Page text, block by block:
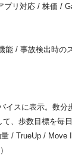
プリ対応 / 株価 /
能 / 事故検出時の
イスに表示。数分
、歩数目標を毎
/ TrueUp / Move